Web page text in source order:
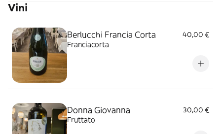
Vini
Berlucchi Francia Corta
40,00 €
Franciacorta
Donna Giovanna
30,00 €
Fruttato